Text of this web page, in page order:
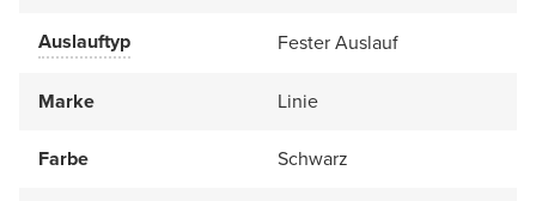
Auslauftyp Fester Auslauf
Marke Linie
Farbe Schwarz